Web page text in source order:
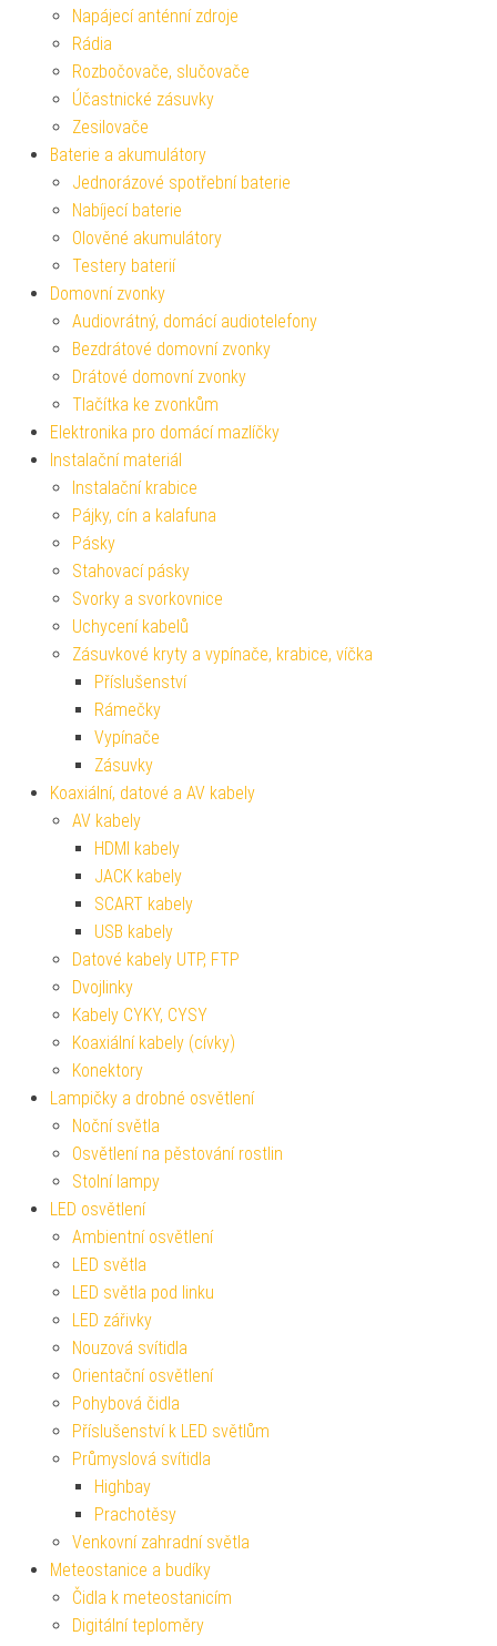
Napájecí anténní zdroje
Rádia
Rozbočovače, slučovače
Účastnické zásuvky
Zesilovače
Baterie a akumulátory
Jednorázové spotřební baterie
Nabíjecí baterie
Olověné akumulátory
Testery baterií
Domovní zvonky
Audiovrátný, domácí audiotelefony
Bezdrátové domovní zvonky
Drátové domovní zvonky
Tlačítka ke zvonkům
Elektronika pro domácí mazlíčky
Instalační materiál
Instalační krabice
Pájky, cín a kalafuna
Pásky
Stahovací pásky
Svorky a svorkovnice
Uchycení kabelů
Zásuvkové kryty a vypínače, krabice, víčka
Příslušenství
Rámečky
Vypínače
Zásuvky
Koaxiální, datové a AV kabely
AV kabely
HDMI kabely
JACK kabely
SCART kabely
USB kabely
Datové kabely UTP, FTP
Dvojlinky
Kabely CYKY, CYSY
Koaxiální kabely (cívky)
Konektory
Lampičky a drobné osvětlení
Noční světla
Osvětlení na pěstování rostlin
Stolní lampy
LED osvětlení
Ambientní osvětlení
LED světla
LED světla pod linku
LED zářivky
Nouzová svítidla
Orientační osvětlení
Pohybová čidla
Příslušenství k LED světlům
Průmyslová svítidla
Highbay
Prachotěsy
Venkovní zahradní světla
Meteostanice a budíky
Čidla k meteostanicím
Digitální teploměry